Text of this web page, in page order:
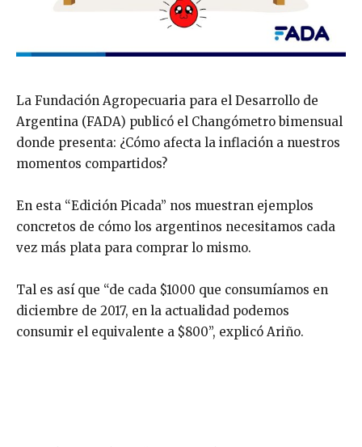
La Fundación Agropecuaria para el Desarrollo de
Argentina (FADA) publicó el Changómetro bimensual
donde presenta: ¿Cómo afecta la inflación a nuestros
momentos compartidos?
En esta “Edición Picada” nos muestran ejemplos
concretos de cómo los argentinos necesitamos cada
vez más plata para comprar lo mismo.
Tal es así que “de cada $1000 que consumíamos en
diciembre de 2017, en la actualidad podemos
consumir el equivalente a $800”, explicó Ariño.